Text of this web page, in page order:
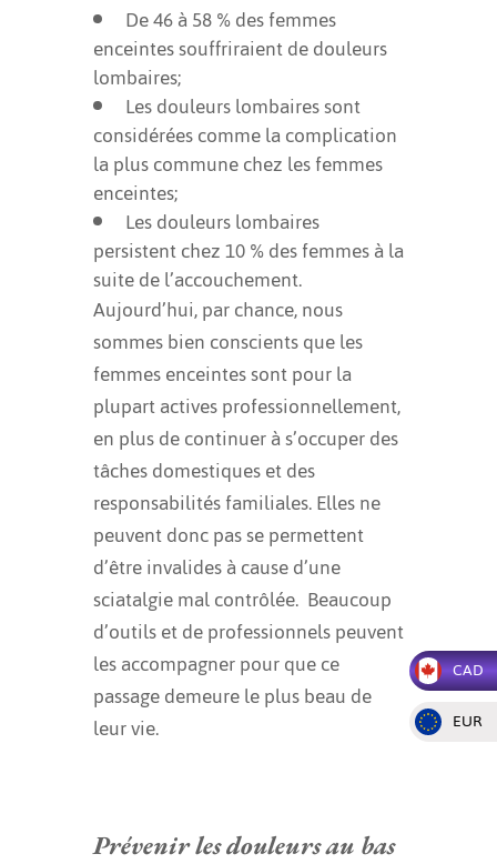
CAD
EUR
De 46 à 58 % des femmes
enceintes souffriraient de douleurs
lombaires;
Les douleurs lombaires sont
considérées comme la complication
la plus commune chez les femmes
enceintes;
Les douleurs lombaires
persistent chez 10 % des femmes à la
suite de l’accouchement.
Aujourd’hui, par chance, nous
sommes bien conscients que les
femmes enceintes sont pour la
plupart actives professionnellement,
en plus de continuer à s’occuper des
tâches domestiques et des
responsabilités familiales. Elles ne
peuvent donc pas se permettent
d’être invalides à cause d’une
sciatalgie mal contrôlée. Beaucoup
d’outils et de professionnels peuvent
les accompagner pour que ce
passage demeure le plus beau de
leur vie.
Prévenir les douleurs au bas